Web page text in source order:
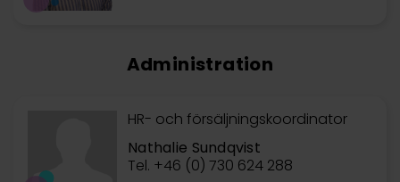
Administration
HR- och försäljningskoordinator
Nathalie Sundqvist
Tel. +46 (0) 730 624 288